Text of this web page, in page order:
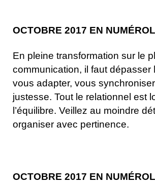
OCTOBRE 2017 EN
En pleine transformation sur le
communication, il faut
vous adapter, vous
justesse. Tout le relationnel est
l’équilibre. Veillez au moindre
organiser avec pertinence.
OCTOBRE 2017 EN